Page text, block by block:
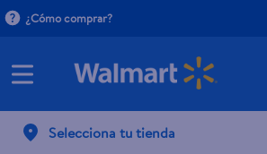
¿Cómo comprar?
Selecciona tu tienda
Jugo Big Cifrut Punch
L.47.00